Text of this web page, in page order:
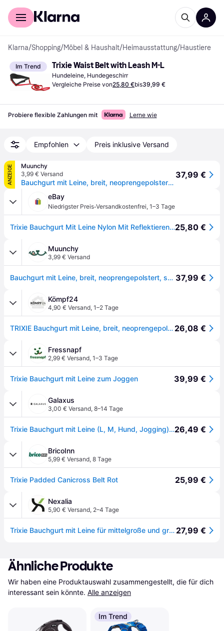
Für Shopper
Klarna/Shopping/Möbel & Haushalt/Heimausstattung/Haustiere
Im Trend Trixie Waist Belt with Leash M-L
Hundeleine, Hundegeschirr
Vergleiche Preise von25,80 €bis39,99 €
Probiere flexible Zahlungen mit Lerne wie
Empfohlen Preis inklusive Versand
ANZEIGE
Muunchy
3,99 € Versand
Bauchgurt mit Leine, breit, neoprengepolstert, schwarz
37,99 €
eBay
Niedrigster Preis·Versandkostenfrei, 1–3 Tage
Trixie Bauchgurt Mit Leine Nylon Mit Reflektierenden Elementen Für Größen S-m25,80 €
Muunchy
3,99 € Versand
Bauchgurt mit Leine, breit, neoprengepolstert, schwarz 37,99 €
Kömpf24
4,90 € Versand, 1–2 Tage
TRIXIE Bauchgurt mit Leine, breit, neoprengepolstert, Gurt: 70–120 cm/12 cm, Leine: 1,10–1,50 m/20 mm, sch 26,08 €
Fressnapf
2,99 € Versand, 1–3 Tage
Trixie Bauchgurt mit Leine zum Joggen 39,99 €
Galaxus
3,00 € Versand, 8–14 Tage
Trixie Bauchgurt mit Leine (L, M, Hund, Jogging), Halsband + Leine26,49 €
BricoInn
5,99 € Versand, 8 Tage
Trixie Padded Canicross Belt Rot 25,99 €
Nexalia
5,90 € Versand, 2–4 Tage
Trixie Bauchgurt mit Leine für mittelgroße und große Hunde 27,99 €
Ähnliche Produkte
Wir haben eine Produktauswahl zusammengestellt, die für dich
interessant sein könnte. Alle anzeigen
Im Trend